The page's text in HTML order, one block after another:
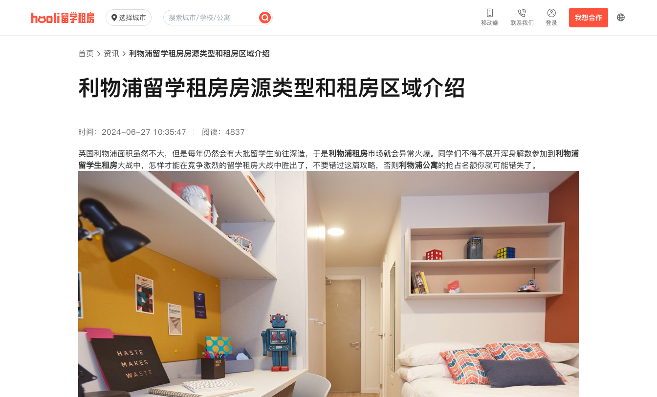
选择城市
移动端 联系我们 登录
我想合作
首页 资讯 利物浦留学租房房源类型和租房区域介绍
利物浦留学租房房源类型和租房区域介绍
时间：2024-06-27 10:35:47
阅读：4837
英国利物浦面积虽然不大，但是每年仍然会有大批留学生前往深造，于是利物浦租房市场就会异常火爆。同学们不得不展开浑身解数参加到利物浦
留学生租房大战中，怎样才能在竞争激烈的留学租房大战中胜出了，不要错过这篇攻略，否则利物浦公寓的抢占名额你就可能错失了。